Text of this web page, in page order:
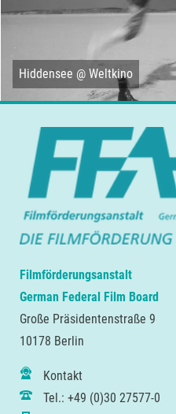
Hiddensee @ Weltkino
Filmförderungsanstalt
German Federal Film Board
Große Präsidentenstraße 9
10178 Berlin
Kontakt
Tel.: +49 (0)30 27577-0